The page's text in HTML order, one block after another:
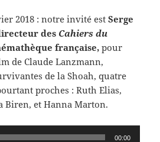
2018 : notre invité estSerge
des Cahiers du
française, pour
de Claude Lanzmann,
de la Shoah, quatre
proches : Ruth Elias,
Biren, et Hanna Marton.
00:00